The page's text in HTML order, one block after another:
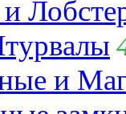
и